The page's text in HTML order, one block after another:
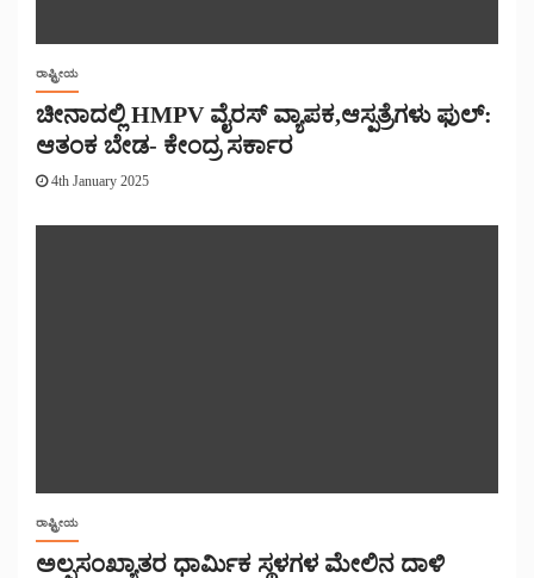
ರಾಷ್ಟ್ರೀಯ
ಚೀನಾದಲ್ಲಿ HMPV ವೈರಸ್ ವ್ಯಾಪಕ,ಆಸ್ಪತ್ರೆಗಳು ಫುಲ್:
ಆತಂಕ ಬೇಡ- ಕೇಂದ್ರ ಸರ್ಕಾರ
4th January 2025
ರಾಷ್ಟ್ರೀಯ
ಅಲ್ಪಸಂಖ್ಯಾತರ ಧಾರ್ಮಿಕ ಸ್ಥಳಗಳ ಮೇಲಿನ ದಾಳಿ